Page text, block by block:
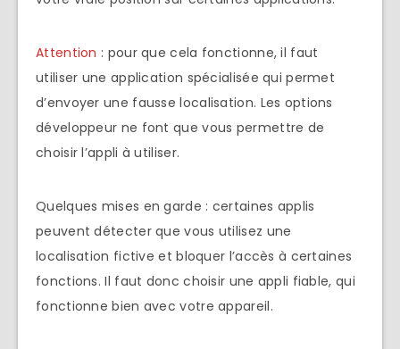
Attention : pour que cela fonctionne, il faut
utiliser une application spécialisée qui permet
d’envoyer une fausse localisation. Les options
développeur ne font que vous permettre de
choisir l’appli à utiliser.
Quelques mises en garde : certaines applis
peuvent détecter que vous utilisez une
localisation fictive et bloquer l’accès à certaines
fonctions. Il faut donc choisir une appli fiable, qui
fonctionne bien avec votre appareil.